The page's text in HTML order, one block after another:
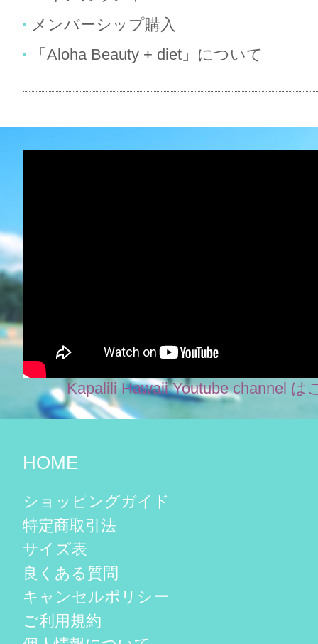
メンバーシップ購入
「Aloha Beauty + diet」について
Kapalili Hawaii Youtube channel は
HOME
ショッピングガイド
特定商取引法
サイズ表
良くある質問
キャンセルポリシー
ご利用規約